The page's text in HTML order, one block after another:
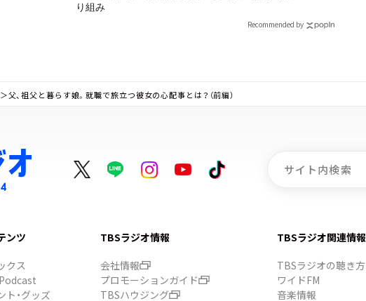
り組み
Recommended by
、祖父と暮らす娘。就職で旅立つ彼女の心配事とは？（前編）
ンツ
クス
ト・グッズ
TBSラジオ情報
会社情報
プロモーションガイド
TBSハウジング
TBSラジオ関連情報
TBSラジオの聴き方
ワイドFM
音楽情報